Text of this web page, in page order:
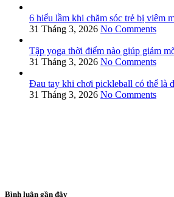
6 hiểu lầm khi chăm sóc trẻ bị viêm
31 Tháng 3, 2026 No Comments
Tập yoga thời điểm nào giúp giảm
31 Tháng 3, 2026 No Comments
Đau tay khi chơi pickleball có thể là
31 Tháng 3, 2026 No Comments
Bình luận gần đây